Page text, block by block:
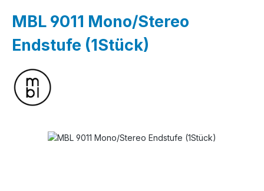
MBL 9011 Mono/Stereo
Endstufe (1Stück)
Bildergalerie überspringen